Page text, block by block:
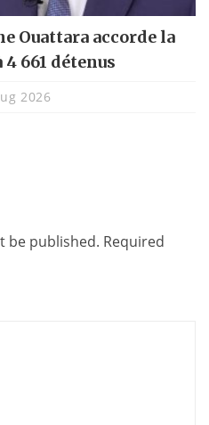
Ouattara accorde la
661 détenus
2026
be published. Required